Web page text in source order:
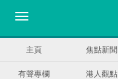
主頁 焦點新聞
有聲專欄 港人觀點